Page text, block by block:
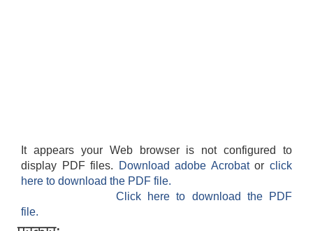
It appears your Web browser is not configured to
display PDF files.
Download adobe Acrobatorclick
here to download the PDF file.
Click here to download the PDF
file.